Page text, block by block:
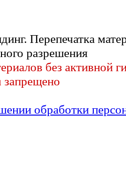
Перепечатка
разрешения
без активной
запрещено
обработки